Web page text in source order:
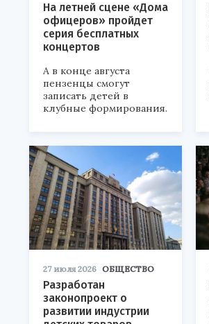
На летней сцене «Дома
офицеров» пройдет
серия бесплатных
концертов
А в конце августа
пензенцы смогут
записать детей в
клубные формирования.
27 июля 2026 ОБЩЕСТВО
Разработан
законопроект о
развитии индустрии